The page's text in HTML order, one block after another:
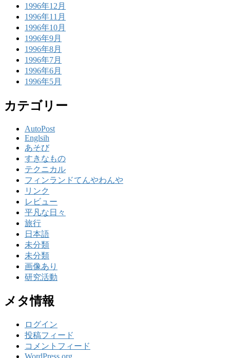
1996年12月
1996年11月
1996年10月
1996年9月
1996年8月
1996年7月
1996年6月
1996年5月
カテゴリー
AutoPost
Englsih
あそび
すきなもの
テクニカル
フィンランドてんやわんや
リンク
レビュー
平凡な日々
旅行
日本語
未分類
未分類
画像あり
研究活動
メタ情報
ログイン
投稿フィード
コメントフィード